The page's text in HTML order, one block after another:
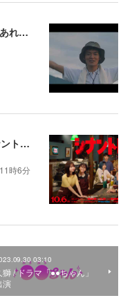
中山求一郎 / 伊藤忠商事「商人は水であれ パイナップル畑の商人」篇 出演中
中山求一郎 / ドラマプレミア23「シナントロープ」第5話より出演決定
時6分
03:10
獅 / ドラマ「●●ちゃん」
演